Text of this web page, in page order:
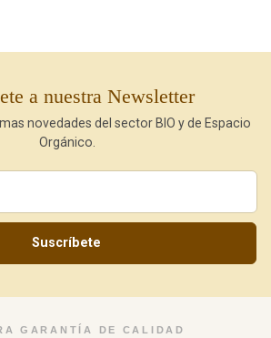
a nuestra Newsletter
novedades del sector BIO y de Espacio
Orgánico.
Suscríbete
GARANTÍA DE CALIDAD